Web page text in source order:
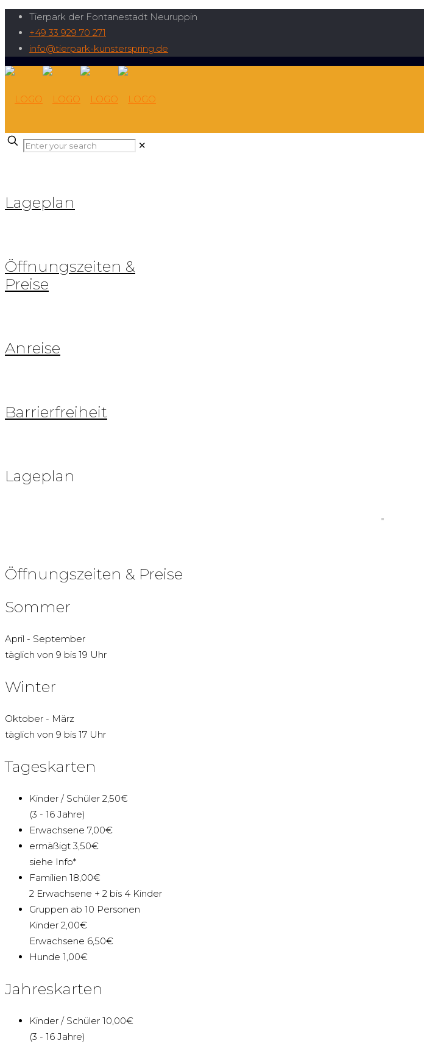
Tierpark der Fontanestadt Neuruppin
+49 33 929 70 271
info@tierpark-kunsterspring.de
✕
Lageplan
Öffnungszeiten &
Preise
Anreise
Barrierfreiheit
Lageplan
Öffnungszeiten & Preise
Sommer
April - September
täglich von 9 bis 19 Uhr
Winter
Oktober - März
täglich von 9 bis 17 Uhr
Tageskarten
Kinder / Schüler 2,50€
(3 - 16 Jahre)
Erwachsene 7,00€
ermäßigt 3,50€
siehe Info*
Familien 18,00€
2 Erwachsene + 2 bis 4 Kinder
Gruppen ab 10 Personen
Kinder 2,00€
Erwachsene 6,50€
Hunde 1,00€
Jahreskarten
Kinder / Schüler 10,00€
(3 - 16 Jahre)